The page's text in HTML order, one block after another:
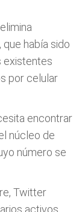
había sido
existentes
por celular
encontrar
núcleo de
número se
Twitter
activos